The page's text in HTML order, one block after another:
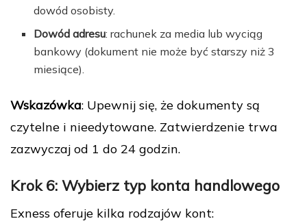
dowód osobisty.
Dowód adresu: rachunek za media lub wyciąg
bankowy (dokument nie może być starszy niż 3
miesiące).
Wskazówka: Upewnij się, że dokumenty są
czytelne i nieedytowane. Zatwierdzenie trwa
zazwyczaj od 1 do 24 godzin.
Krok 6: Wybierz typ konta handlowego
Exness oferuje kilka rodzajów kont: